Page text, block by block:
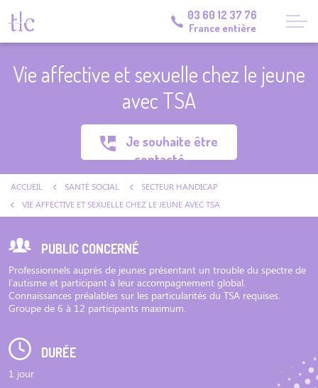
03 60 12 37 76
France entière
Vie affective et sexuelle chez le jeune
avec TSA
Je souhaite être
contacté
ACCUEIL SANTÉ SOCIAL
SECTEUR HANDICAP
VIE AFFECTIVE ET SEXUELLE CHEZ LE JEUNE AVEC TSA
PUBLIC CONCERNÉ
Professionnels auprès de jeunes présentant un trouble du spectre de
l’autisme et participant à leur accompagnement global.
Connaissances préalables sur les particularités du TSA requises.
Groupe de 6 à 12 participants maximum.
DURÉE
1 jour